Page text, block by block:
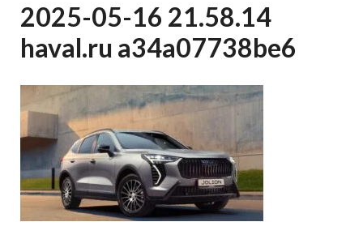
2025-05-16 21.58.14
haval.ru a34a07738be6